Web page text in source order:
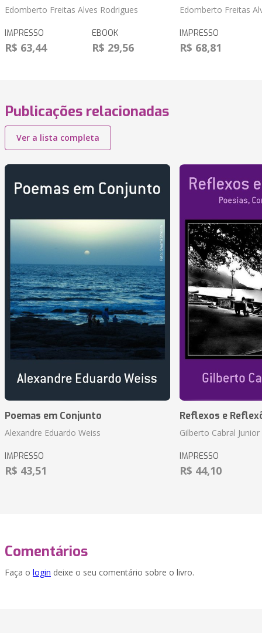
Edomberto Freitas Alves Rodrigues
IMPRESSO
R$ 63,44
EBOOK
R$ 29,56
Edomberto Freitas
IMPRESSO
R$ 68,81
Publicações relacionadas
Ver a lista completa
Poemas em Conjunto
Alexandre Eduardo Weiss
IMPRESSO
R$ 43,51
Reflexos e
Gilberto Cabral Junior
IMPRESSO
R$ 44,10
Comentários
Faça o login deixe o seu comentário sobre o livro.